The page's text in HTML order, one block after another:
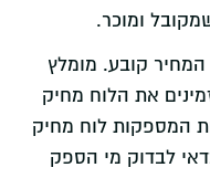
ומוכר.
קובע. מומלץ
את הלוח מחיק
המספקות לוח מחיק
לבדוק מי הספק